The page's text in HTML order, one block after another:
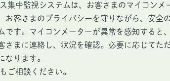
集中監視システムは、お客さまのマイコンメ
お客さまのプライバシーを守りながら、安全
です。マイコンメーターが異常を感知すると
さまに連絡し、状況を確認。必要に応じてた
なります。
ご相談ください。